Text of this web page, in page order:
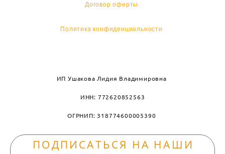
Договор оферты
Политика конфиденциальности
ИП Ушакова Лидия Владимировна
ИНН: 772620852563
ОГРНИП: 318774600005390
ПОДПИСАТЬСЯ НА НАШИ